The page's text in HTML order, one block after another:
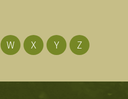
W X Y Z